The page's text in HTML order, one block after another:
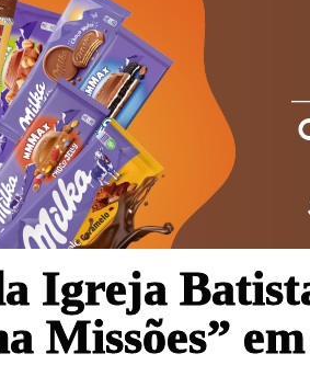
Igreja
Missões”